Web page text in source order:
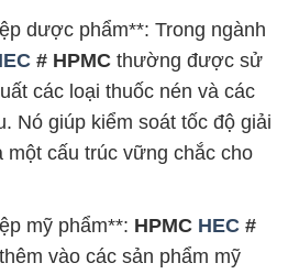
dược phẩm**: Trong ngành
# HPMC thường được sử
các loại thuốc nén và các
Nó giúp kiểm soát tốc độ giải
một cấu trúc vững chắc cho
mỹ phẩm**: HPMC HEC #
vào các sản phẩm mỹ